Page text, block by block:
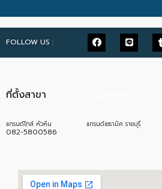
FOLLOW US :
ที่ตั้งสาขา
แกรนด์ไทล์ หัวหิน
082-5800586
แกรนด์เซรามิค ราชบุรี